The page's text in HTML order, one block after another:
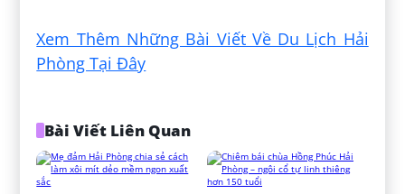
Xem Thêm Những Bài Viết Về Du Lịch Hải
Phòng Tại Đây
Bài Viết Liên Quan